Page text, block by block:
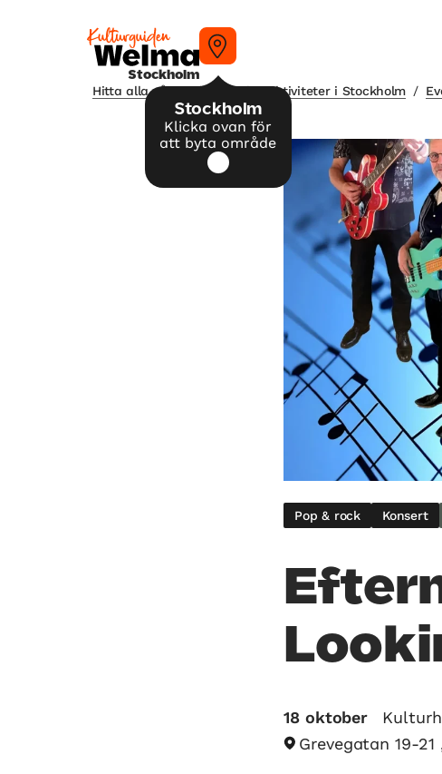
Stockholm
Stockholm
Klicka ovan för
att byta område
Hitta alla våra tips på kulturaktiviteter i Stockholm /
Pop & rock Konsert
18 oktober
Grevegatan 19-21